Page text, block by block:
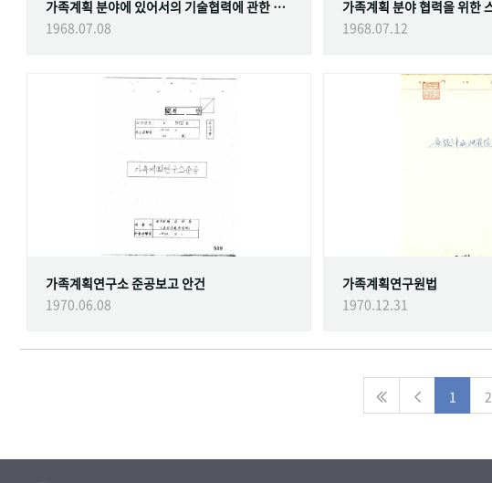
가족계획 분야에 있어서의 기술협력에 관한 대한민국정부와 스웨덴 정부간의 협정
1968.07.08
1968.07.12
가족계획연구소 준공보고 안건
1970.06.08
가족계획연구원법
1970.12.31
1 2